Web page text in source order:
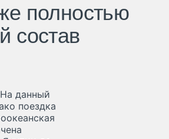
полностью
состав
данный
поездка